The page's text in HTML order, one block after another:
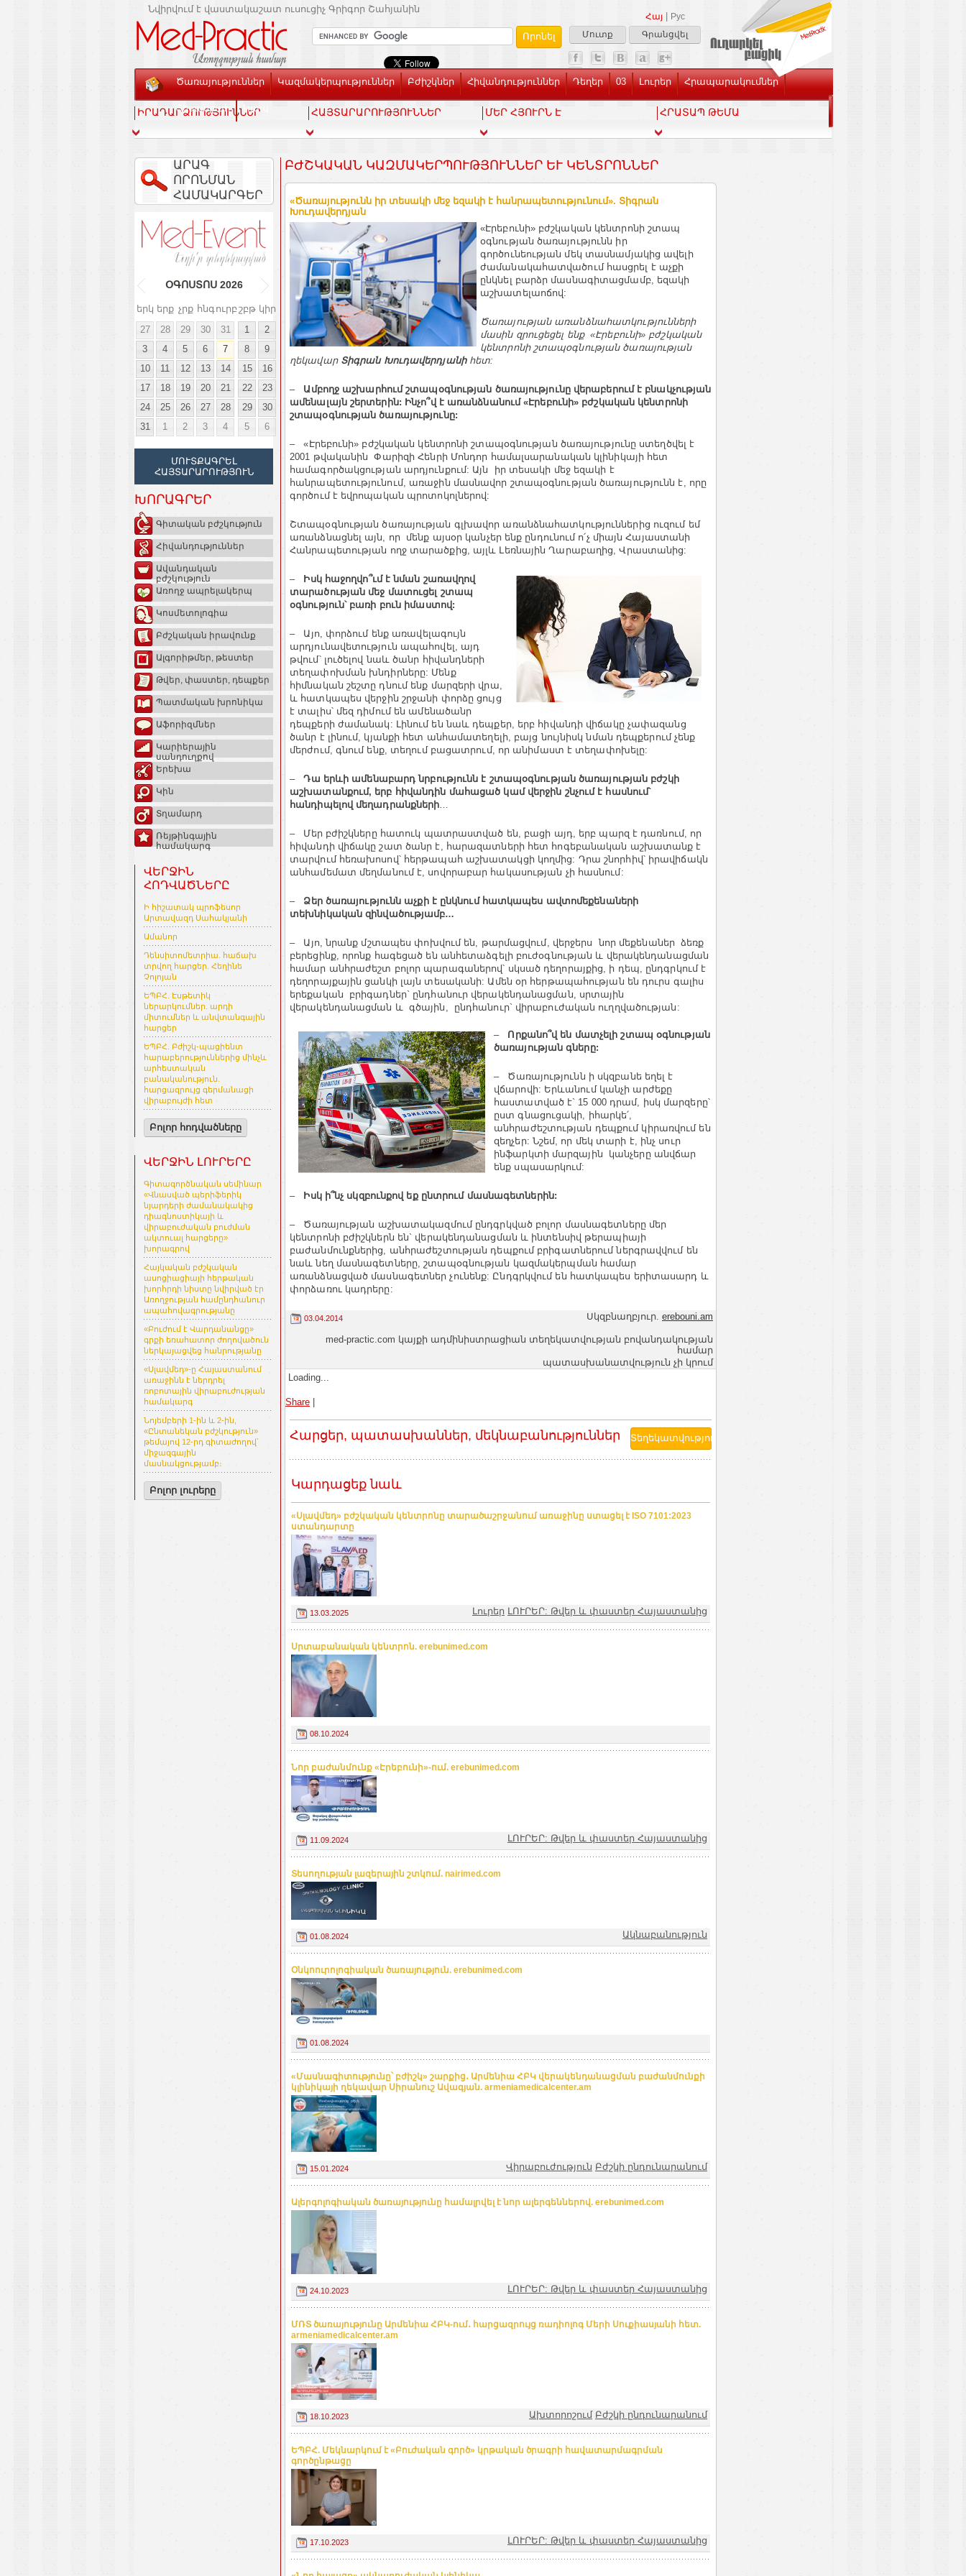
Հայ
Рус
Մուտք
Գրանցվել
Նվիրվում է վաստակաշատ ուսուցիչ Գրիգոր Շահյանին
Ծառայություններ Կազմակերպություններ Բժիշկներ Հիվանդություններ Դեղեր 03 Լուրեր Հրապարակումներ
Տեսասրահ Կապ
ԻՐԱԴԱՐՁՈՒԹՅՈՒՆՆԵՐ ՀԱՅՏԱՐԱՐՈՒԹՅՈՒՆՆԵՐ ՄԵՐ ՀՅՈՒՐՆ Է ՀՐԱՏԱՊ ԹԵՄԱ
ԱՐԱԳ
ՈՐՈՆՄԱՆ
ՀԱՄԱԿԱՐԳԵՐ
ՕԳՈՍՏՈՍ 2026
երկ երք չրք հնգուրբ շբթ կիր
27
28 29 30 31 1
2
3
4 5 6 7 8
9
10
11 12 13 14 15
16
17
18 19 20 21 22
23
24
25 26 27 28 29
30
31
1 2 3 4 5 6
ՄՈՒՏՔԱԳՐԵԼ
ՀԱՅՏԱՐԱՐՈՒԹՅՈՒՆ
ԽՈՐԱԳՐԵՐ
Գիտական բժշկություն
Հիվանդություններ
Ավանդական
բժշկություն
Առողջ ապրելակերպ
Կոսմետոլոգիա
Բժշկական իրավունք
Ալգորիթմեր, թեստեր
Թվեր, փաստեր, դեպքեր
Պատմական խրոնիկա
Աֆորիզմներ
Կարիերային
սանդուղքով
Երեխա
Կին
Տղամարդ
Ռեյթինգային
համակարգ
ՎԵՐՋԻՆ
ՀՈԴՎԱԾՆԵՐԸ
Ի հիշատակ պրոֆեսոր
Արտավազդ Սահակյանի
Ամանոր
Դենսիտոմետրիա. հաճախ
տրվող հարցեր. Հեղինե
Չոլոյան
ԵՊԲՀ. Էսթետիկ
ներարկումներ. արդի
միտումներ և անվտանգային
հարցեր
ԵՊԲՀ. Բժիշկ-պացիենտ
հարաբերություններից մինչև
արհեստական
բանականություն.
հարցազրույց գերմանացի
վիրաբույժի հետ
Բոլոր հոդվածները
ՎԵՐՋԻՆ ԼՈՒՐԵՐԸ
Գիտագործնական սեմինար
«Վնասված պերիֆերիկ
նյարդերի ժամանակակից
դիագնոստիկայի և
վիրաբուժական բուժման
ակտուալ հարցերը»
խորագրով
Հայկական բժշկական
ասոցիացիայի հերթական
խորհրդի նիստը նվիրված էր
Առողջության համընդհանուր
ապահովագրությանը
«Բուժում է Վարդանանցը»
գրքի եռահատոր ժողովածուն
ներկայացվեց հանրությանը
«Սլավմեդ»-ը Հայաստանում
առաջինն է ներդրել
ռոբոտային վիրաբուժության
համակարգ
Նոյեմբերի 1-ին և 2-ին,
«Ընտանեկան բժշկություն»
թեմայով 12-րդ գիտաժողով՝
միջազգային
մասնակցությամբ։
Բոլոր լուրերը
ԲԺՇԿԱԿԱՆ ԿԱԶՄԱԿԵՐՊՈՒԹՅՈՒՆՆԵՐ ԵՒ ԿԵՆՏՐՈՆՆԵՐ
«Ծառայությունն իր տեսակի մեջ եզակի է հանրապետությունում». Տիգրան
Խուդավերդյան
«Էրեբունի» բժշկական կենտրոնի շտապ
օգնության ծառայությունն իր
գործունեության մեկ տասնամյակից ավելի
ժամանակահատվածում հասցրել է աչքի
ընկնել բարձր մասնագիտացմամբ, եզակի
աշխատելաոճով:
Ծառայության առանձնահատկությունների
մասին զրուցեցել ենք «Էրեբունի» բժշկական
կենտրոնի շտապօգնության ծառայության
ղեկավար Տիգրան Խուդավերդյանիհետ:
– Ամբողջ աշխարհում շտապօգնության ծառայությունը վերաբերում է բնակչության
ամենալայն շերտերին: Ինչո՞վ է առանձնանում «Էրեբունի» բժշկական կենտրոնի
շտապօգնության ծառայությունը:
– «Էրեբունի» բժշկական կենտրոնի շտապօգնության ծառայությունը ստեղծվել է
2001 թվականին Փարիզի Հենրի Մոնդոր համալսարանական կլինիկայի հետ
համագործակցության արդյունքում: Այն իր տեսակի մեջ եզակի է
հանրապետությունում, առաջին մասնավոր շտապօգնության ծառայությունն է, որը
գործում է եվրոպական պրոտոկոլներով:
Շտապօգնության ծառայության գլխավոր առանձնահատկություններից ուզում եմ
առանձնացնել այն, որ մենք այսօր կանչեր ենք ընդունում ո՛չ միայն Հայաստանի
Հանրապետության ողջ տարածքից, այլև Լեռնային Ղարաբաղից, Վրաստանից:
–
Իսկ հաջողվո՞ւմ է նման շառավղով
տարածության մեջ մատուցել շտապ
օգնություն՝ բառի բուն իմաստով:
– Այո, փորձում ենք առավելագույն
արդյունավետություն ապահովել, այդ
թվում՝ լուծելով նաև ծանր հիվանդների
տեղափոխման խնդիրները: Մենք
հիմնական շեշտը դնում ենք մարզերի վրա,
և հատկապես վերջին շրջանի փորձը ցույց
է տալիս՝ մեզ դիմում են ամենածանր
դեպքերի ժամանակ: Լինում են նաև դեպքեր, երբ հիվանդի վիճակը չափազանց
ծանր է լինում, կյանքի հետ անհամատեղելի, բայց նույնիսկ նման դեպքերում չենք
մերժում, գնում ենք, տեղում բացատրում, որ անիմաստ է տեղափոխելը:
–Դա երևի ամենաբարդ նրբությունն է շտապօգնության ծառայության բժշկի
աշխատանքում, երբ հիվանդին մահացած կամ վերջին շնչում է հասնում՝
հանդիպելով մեղադրանքների…
– Մեր բժիշկները հատուկ պատրաստված են, բացի այդ, երբ պարզ է դառնում, որ
հիվանդի վիճակը շատ ծանր է, հարազատների հետ հոգեբանական աշխատանք է
տարվում հեռախոսով՝ հերթապահ աշխատակցի կողմից: Դրա շնորհիվ՝ իրավիճակն
անհամեմատ մեղմանում է, սովորաբար հակասության չի հասնում:
– Ձեր ծառայությունն աչքի է ընկնում հատկապես ավտոմեքենաների
տեխնիկական զինվածությամբ…
– Այո, նրանք մշտապես փոխվում են, թարմացվում, վերջերս նոր մեքենաներ ձեռք
բերեցինք, որոնք հագեցած են անհետաձգելի բուժօգնության և վերակենդանացման
համար անհրաժեշտ բոլոր պարագաներով՝ սկսած դեղորայքից, ի դեպ, ընդգրկում է
դեղորայքային ցանկի լայն տեսականի: Ամեն օր հերթապահության են դուրս գալիս
երեքական բրիգադներ` ընդհանուր վերակենդանացման, սրտային
վերակենդանացման և գծային, ընդհանուր` վիրաբուժական ուղղվածության:
– Որքանո՞վ են մատչելի շտապ օգնության
ծառայության գները:
– Ծառայությունն ի սկզբանե եղել է
վճարովի: Երևանում կանչի արժեքը
հաստատված է` 15 000 դրամ, իսկ մարզերը՝
ըստ գնացուցակի, իհարկե՛,
անհրաժեշտության դեպքում կիրառվում են
զեղչեր: Նշեմ, որ մեկ տարի է, ինչ սուր
ինֆարկտի մարզային կանչերը անվճար
ենք սպասարկում:
– Իսկ ի՞նչ սկզբունքով եք ընտրում մասնագետներին:
– Ծառայության աշխատակազմում ընդգրկված բոլոր մասնագետները մեր
կենտրոնի բժիշկներն են` վերակենդանացման և ինտենսիվ թերապիայի
բաժանմունքներից, անհրաժեշտության դեպքում բրիգատներում ներգրավվում են
նաև նեղ մասնագետները, շտապօգնության կազմակերպման համար
առանձնացված մասնագետներ չունենք: Ընդգրկվում են հատկապես երիտասարդ և
փորձառու կադրերը:
03.04.2014 Սկզբնաղբյուր. erebouni.am
med-practic.com կայքի ադմինիստրացիան տեղեկատվության բովանդակության
համար
պատասխանատվություն չի կրում
Loading...
Share
Հարցեր, պատասխաններ, մեկնաբանություններ
Կարդացեք նաև
«Սլավմեդ» բժշկական կենտրոնը տարածաշրջանում առաջինը ստացել է ISO 7101:2023
ստանդարտը
13.03.2025 Լուրեր ԼՈՒՐԵՐ: Թվեր և փաստեր Հայաստանից
Սրտաբանական կենտրոն. erebunimed.com
08.10.2024
Նոր բաժանմունք «Էրեբունի»-ում. erebunimed.com
11.09.2024 ԼՈՒՐԵՐ: Թվեր և փաստեր Հայաստանից
Տեսողության լազերային շտկում. nairimed.com
01.08.2024 Ակնաբանություն
Օնկոուրոլոգիական ծառայություն. erebunimed.com
01.08.2024
«Մասնագիտությունը՝ բժիշկ» շարքից․ Արմենիա ՀԲԿ վերակենդանացման բաժանմունքի
կլինիկայի ղեկավար Սիրանուշ Ավագյան. armeniamedicalcenter.am
15.01.2024 Վիրաբուժություն Բժշկի ընդունարանում
Ալերգոլոգիական ծառայությունը համալրվել է նոր ալերգեններով. erebunimed.com
24.10.2023 ԼՈՒՐԵՐ: Թվեր և փաստեր Հայաստանից
ՄՌՏ ծառայությունը Արմենիա ՀԲԿ-ում․ հարցազրույց ռադիոլոգ Մերի Սուքիասյանի հետ.
armeniamedicalcenter.am
18.10.2023 Ախտորոշում Բժշկի ընդունարանում
ԵՊԲՀ. Մեկնարկում է «Բուժական գործ» կրթական ծրագրի հավատարմագրման
գործընթացը
17.10.2023 ԼՈՒՐԵՐ: Թվեր և փաստեր Հայաստանից